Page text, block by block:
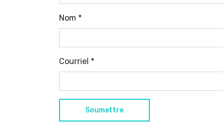
Nom *
Courriel *